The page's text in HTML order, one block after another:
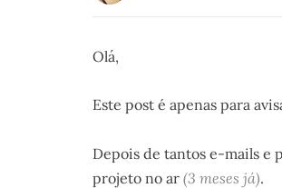
Olá,
Este post é apenas para
Depois de tantos e-mails e
projeto no ar (3 meses já).